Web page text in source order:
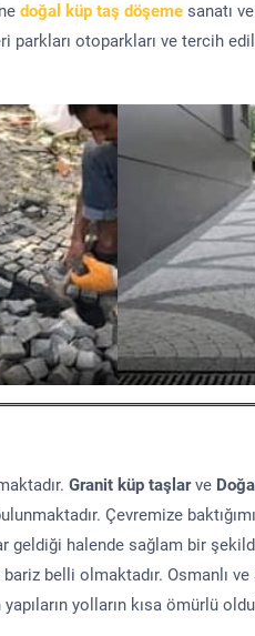
doğal küp taş döşeme sanatı
otoparkları ve tercih
Granit küp taşlarve
Çevremize
geldiği halende sağlam bir
belli olmaktadır. Osmanlı
yolların kısa ömürlü